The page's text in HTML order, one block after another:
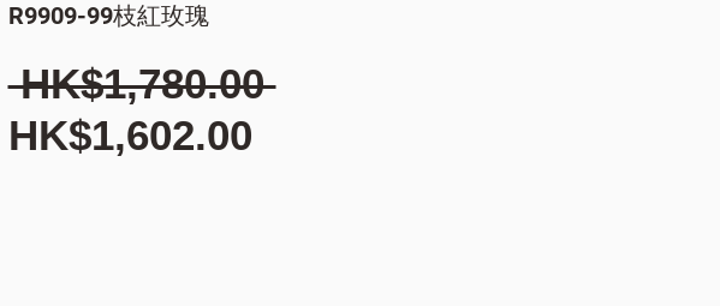
R9909-99枝紅玫瑰
HK$1,780.00 一
HK$1,602.00促